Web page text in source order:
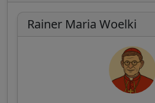
Rainer Maria Woelki